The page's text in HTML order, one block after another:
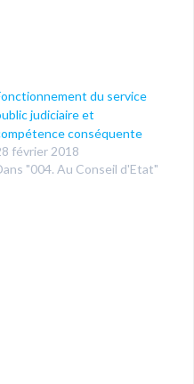
du service
judiciaire et
conséquente
février 2018
"004. Au Conseil d'Etat"